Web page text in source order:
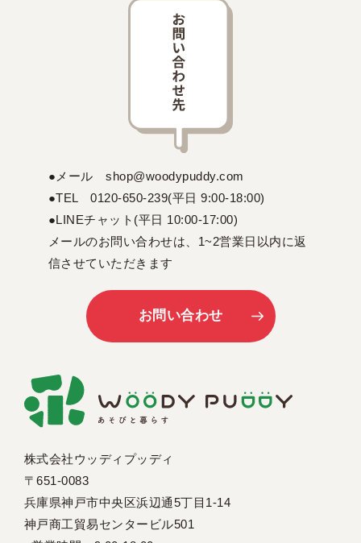
株式会社ウッディプッディ
〒651-0083
兵庫県神戸市中央区浜辺通5丁目1-14
神戸商工貿易センタービル501
●メール shop@woodypuddy.com
●TEL 0120-650-239(平日 9:00-18:00)
●LINEチャット(平日 10:00-17:00)
メールのお問い合わせは、1~2営業日以内に返
信させていただきます
お問い合わせ